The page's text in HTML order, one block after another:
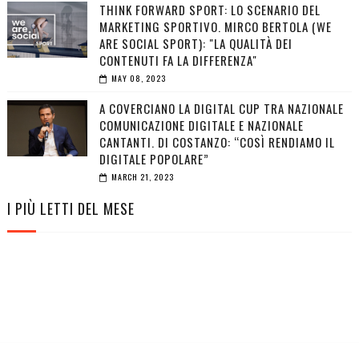
THINK FORWARD SPORT: LO SCENARIO DEL
MARKETING SPORTIVO. MIRCO BERTOLA (WE
ARE SOCIAL SPORT): "LA QUALITÀ DEI
CONTENUTI FA LA DIFFERENZA"
MAY 08, 2023
A COVERCIANO LA DIGITAL CUP TRA NAZIONALE
COMUNICAZIONE DIGITALE E NAZIONALE
CANTANTI. DI COSTANZO: “COSÌ RENDIAMO IL
DIGITALE POPOLARE”
MARCH 21, 2023
I PIÙ LETTI DEL MESE